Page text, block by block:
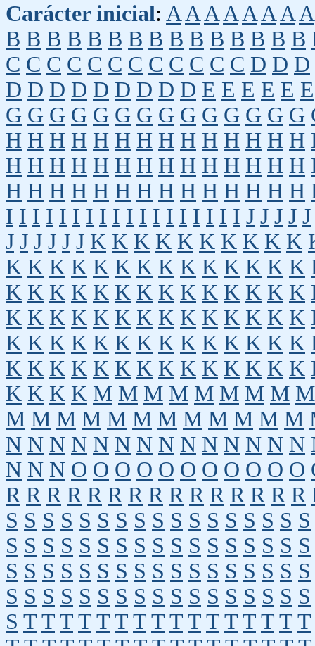
Carácter inicial: A A A A A A A A
B B B B B B B B B B B B B B B
C C C C C C C C C C C C D D D
D D D D D D D D D E E E E E E
G G G G G G G G G G G G G G
H H H H H H H H H H H H H H
H H H H H H H H H H H H H H
H H H H H H H H H H H H H H
I I I I I I I I I I I I I I I I I I J J J J J
J J J J J J K K K K K K K K K K
K K K K K K K K K K K K K K
K K K K K K K K K K K K K K
K K K K K K K K K K K K K K
K K K K K K K K K K K K K K
K K K K K K K K K K K K K K
K K K K M M M M M M M M M
M M M M M M M M M M M M
N N N N N N N N N N N N N N
N N N O O O O O O O O O O O
R R R R R R R R R R R R R R R
S S S S S S S S S S S S S S S S S
S S S S S S S S S S S S S S S S S
S S S S S S S S S S S S S S S S S
S S S S S S S S S S S S S S S S S
S T T T T T T T T T T T T T T T T